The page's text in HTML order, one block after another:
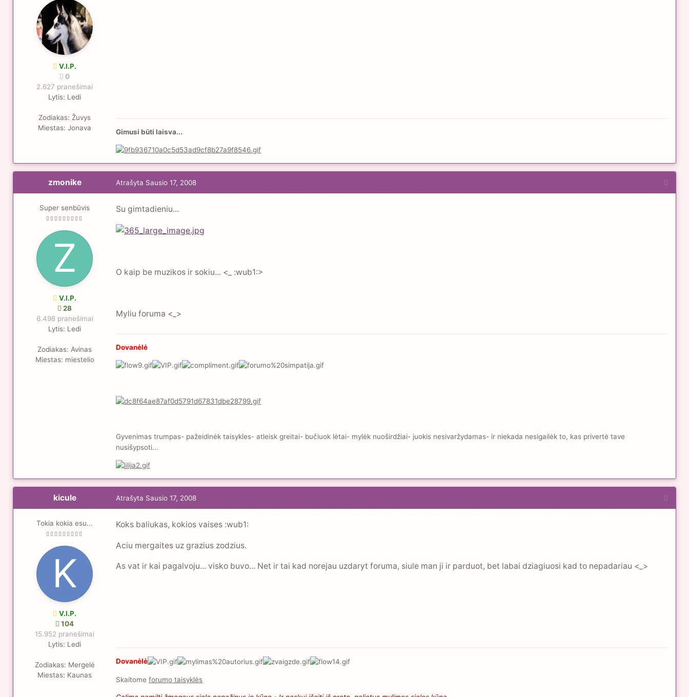
V.I.P.
0
2.627 pranešimai
Lytis: Ledi
Zodiakas: Žuvys
Miestas: Jonava Gimusi būti laisva...
zmonike
Super senbūvis
V.I.P.
28
6.498 pranešimai
Lytis: Ledi
Zodiakas: Avinas
Miestas: miestelio
Atrašyta Sausio 17, 2008
Su gimtadieniu...
O kaip be muzikos ir sokiu... <_ :wub1:>
Myliu foruma <_>
Dovanėlė
Gyvenimas trumpas- pažeidinėk taisykles- atleisk greitai- bučiuok lėtai- mylėk nuoširdžiai- juokis nesivaržydamas- ir niekada nesigailėk to, kas privertė tave
nusišypsoti...
kicule
Tokia kokia esu...
V.I.P.
104
15.952 pranešimai
Lytis: Ledi
Zodiakas: Mergelė
Miestas: Kaunas
Atrašyta Sausio 17, 2008
Koks baliukas, kokios vaises :wub1:
Aciu mergaites uz grazius zodzius.
As vat ir kai pagalvoju... visko buvo... Net ir tai kad norejau uzdaryt foruma, siule man ji ir parduot, bet labai dziagiuosi kad to nepadariau <_>
Dovanėlė
Skaitome forumo taisyklės